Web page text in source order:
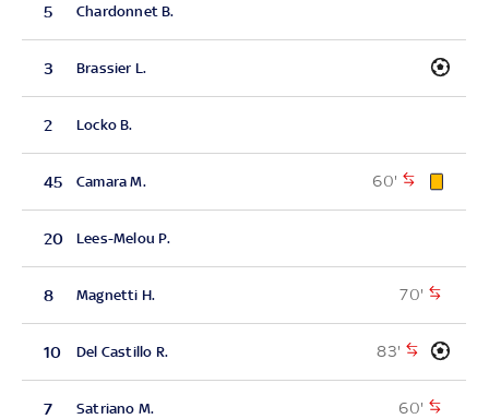
5 Chardonnet B.
3 Brassier L.
2 Locko B.
45 Camara M. 60'
20 Lees-Melou P.
8 Magnetti H. 70'
10 Del Castillo R. 83'
7 Satriano M. 60'